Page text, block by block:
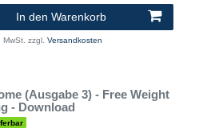
In den Warenkorb
MwSt. zzgl. Versandkosten
(Ausgabe 3) - Free Weight
- Download